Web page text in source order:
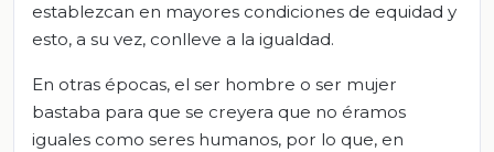
establezcan en mayores condiciones de equidad y
esto, a su vez, conlleve a la igualdad.
En otras épocas, el ser hombre o ser mujer
bastaba para que se creyera que no éramos
iguales como seres humanos, por lo que, en